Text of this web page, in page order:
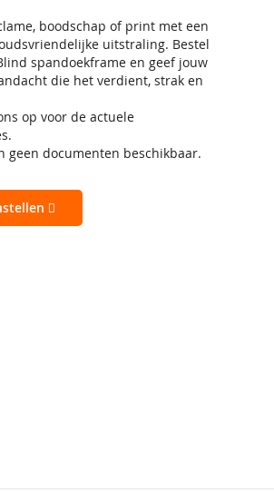
boodschap of print met een
uitstraling. Bestel
spandoekframe en geef jouw
die het verdient, strak en
op voor de actuele
geen documenten beschikbaar.